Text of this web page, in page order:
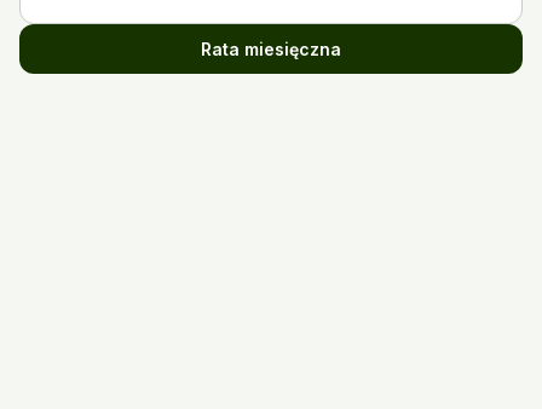
Rata miesięczna